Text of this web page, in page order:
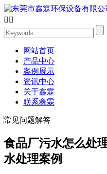
 
网站首页
产品中心
案例展示
资讯中心
关于鑫霖
联系鑫霖
常见问题解答
食品厂污水怎么处
水处理案例